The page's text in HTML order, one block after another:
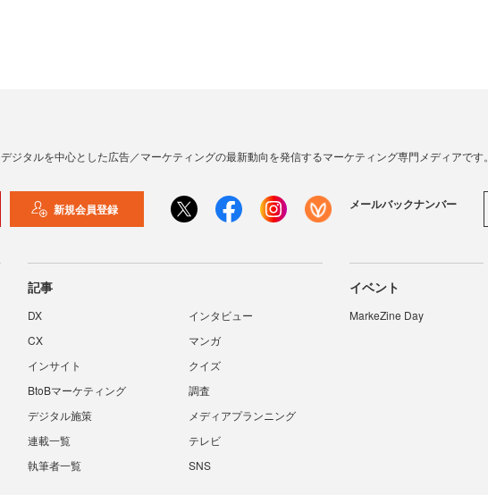
デジタルを中心とした広告／マーケティングの最新動向を発信するマーケティング専門メディアです。
新規会員登録 メールバックナンバー
記事
DX
インタビュー
CX
マンガ
インサイト
クイズ
BtoBマーケティング
調査
デジタル施策
メディアプランニング
連載一覧
テレビ
執筆者一覧
SNS
イベント
MarkeZine Day